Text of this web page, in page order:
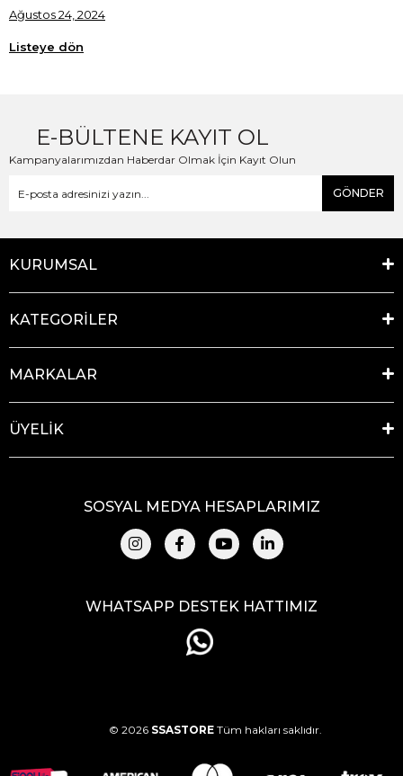
Ağustos 24, 2024
Listeye dön
E-BÜLTENE KAYIT OL
Kampanyalarımızdan Haberdar Olmak İçin Kayıt Olun
GÖNDER
KURUMSAL
KATEGORİLER
MARKALAR
ÜYELİK
SOSYAL MEDYA HESAPLARIMIZ
WHATSAPP DESTEK HATTIMIZ
© 2026 SSASTORE Tüm hakları saklıdır.